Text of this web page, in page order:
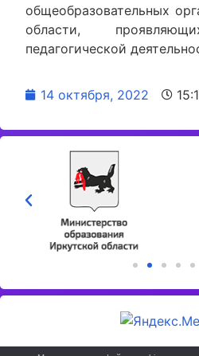
общеобразовательных
области,
педагогической
14 октября, 2022
МКУ "Центр развития